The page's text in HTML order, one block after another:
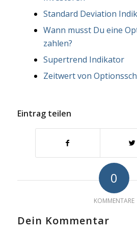
Standard Deviation
Wann musst Du eine
zahlen?
Supertrend Indikator
Zeitwert von
Eintrag teilen
0
KOMMENTARE
Dein Kommentar